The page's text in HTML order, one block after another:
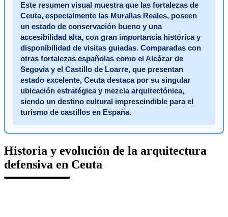
Este resumen visual muestra que las fortalezas de
Ceuta, especialmente las Murallas Reales, poseen
un estado de conservación bueno y una
accesibilidad alta, con gran importancia histórica y
disponibilidad de visitas guiadas. Comparadas con
otras fortalezas españolas como el Alcázar de
Segovia y el Castillo de Loarre, que presentan
estado excelente, Ceuta destaca por su singular
ubicación estratégica y mezcla arquitectónica,
siendo un destino cultural imprescindible para el
turismo de castillos en España.
Historia y evolución de la arquitectura
defensiva en Ceuta